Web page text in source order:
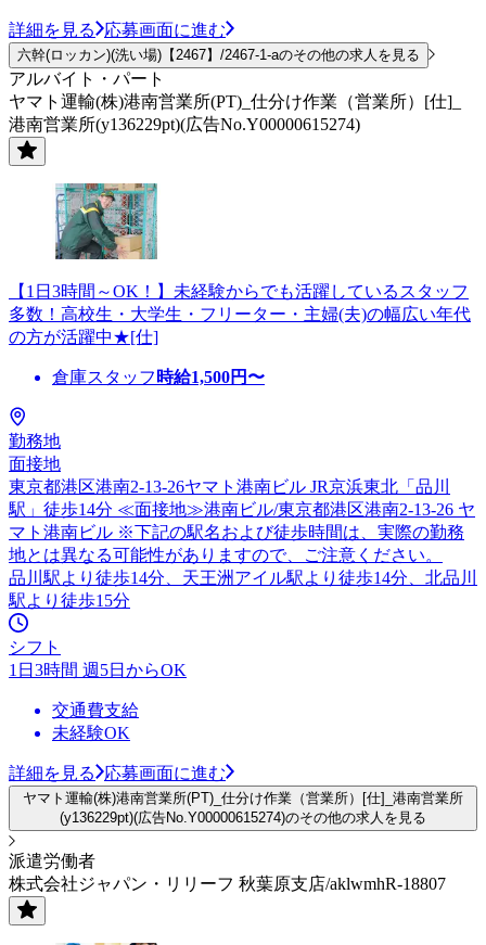
詳細を見る 応募画面に進む
六幹(ロッカン)(洗い場)【2467】/2467-1-aのその他の求人を見る
アルバイト・パート
ヤマト運輸(株)港南営業所(PT)_仕分け作業（営業所）[仕]_
港南営業所(y136229pt)(広告No.Y00000615274)
【1日3時間～OK！】未経験からでも活躍しているスタッフ
多数！高校生・大学生・フリーター・主婦(夫)の幅広い年代
の方が活躍中★[仕]
倉庫スタッフ 時給1,500円〜
勤務地
面接地
東京都港区港南2-13-26ヤマト港南ビル JR京浜東北「品川
駅」徒歩14分 ≪面接地≫港南ビル/東京都港区港南2-13-26 ヤ
マト港南ビル ※下記の駅名および徒歩時間は、実際の勤務
地とは異なる可能性がありますので、ご注意ください。
品川駅より徒歩14分、天王洲アイル駅より徒歩14分、北品川
駅より徒歩15分
シフト
1日3時間 週5日からOK
交通費支給
未経験OK
詳細を見る 応募画面に進む
ヤマト運輸(株)港南営業所(PT)_仕分け作業（営業所）[仕]_港南営業所
(y136229pt)(広告No.Y00000615274)のその他の求人を見る
派遣労働者
株式会社ジャパン・リリーフ 秋葉原支店/aklwmhR-18807